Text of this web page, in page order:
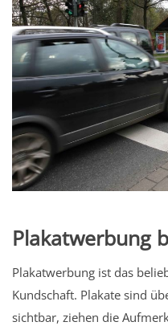
Plakatwerbung
Plakatwerbung ist das
Kundschaft. Plakate sind
sichtbar, ziehen die